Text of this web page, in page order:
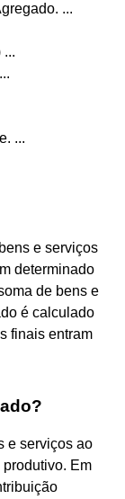
...
...
...
e serviços
determinado
de bens e
é calculado
finais entram
e serviços ao
Em